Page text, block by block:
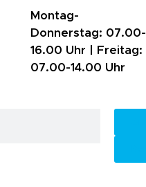
Montag-
Donnerstag: 07.00-
16.00 Uhr |
Freitag:
07.00-14.00 Uhr